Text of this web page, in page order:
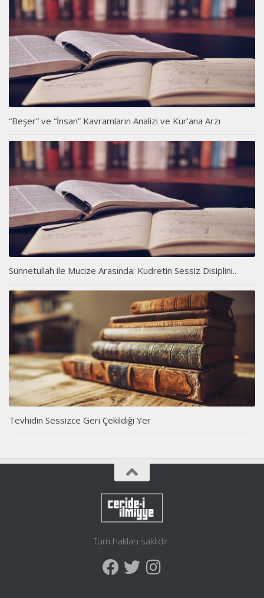
“Beşer” ve “İnsan” Kavramların Analizi ve Kur’ana Arzı
Sünnetullah ile Mucize Arasında: Kudretin Sessiz Disiplini..
Tevhidin Sessizce Geri Çekildiği Yer
Tüm hakları saklıdır.